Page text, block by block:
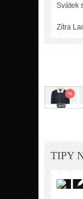
Svátek
Zítra
TIPY